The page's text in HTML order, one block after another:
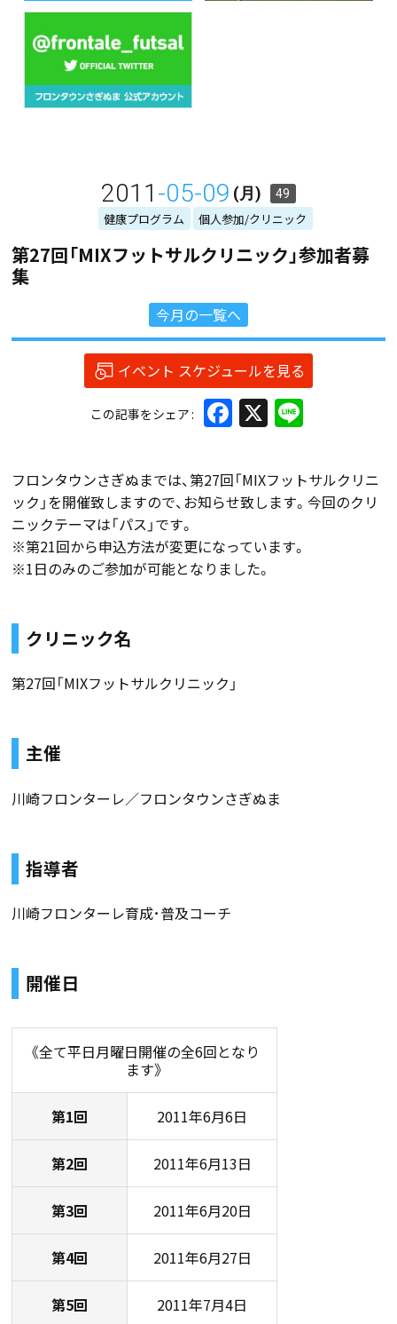
2011 -05-09 (月) 49
健康プログラム 個人参加/クリニック
第27回「MIXフットサルクリニック」参加者募
集
今月の一覧へ
イベント スケジュールを見る
この記事をシェア Facebook
X
フロンタウンさぎぬまでは、第27回「MIXフットサルクリニ
ック」を開催致しますので、お知らせ致します。今回のクリ
ニックテーマは「パス」です。
※第21回から申込方法が変更になっています。
※1日のみのご参加が可能となりました。
クリニック名
第27回「MIXフットサルクリニック」
主催
川崎フロンターレ／フロンタウンさぎぬま
指導者
川崎フロンターレ育成･普及コーチ
開催日
《全て平日月曜日開催の全6回となり
ます》
第1回 2011年6月6日
第2回 2011年6月13日
第3回 2011年6月20日
第4回 2011年6月27日
第5回 2011年7月4日